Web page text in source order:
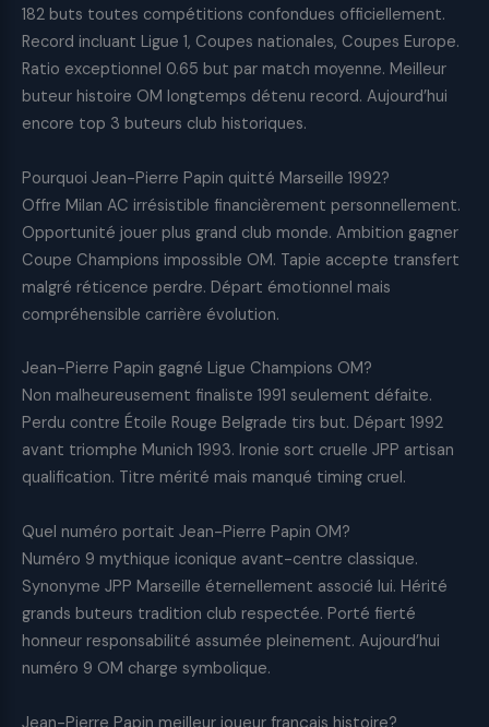
182 buts toutes compétitions confondues officiellement.
Record incluant Ligue 1, Coupes nationales, Coupes Europe.
Ratio exceptionnel 0.65 but par match moyenne. Meilleur
buteur histoire OM longtemps détenu record. Aujourd’hui
encore top 3 buteurs club historiques.
Pourquoi Jean-Pierre Papin quitté Marseille 1992?
Offre Milan AC irrésistible financièrement personnellement.
Opportunité jouer plus grand club monde. Ambition gagner
Coupe Champions impossible OM. Tapie accepte transfert
malgré réticence perdre. Départ émotionnel mais
compréhensible carrière évolution.
Jean-Pierre Papin gagné Ligue Champions OM?
Non malheureusement finaliste 1991 seulement défaite.
Perdu contre Étoile Rouge Belgrade tirs but. Départ 1992
avant triomphe Munich 1993. Ironie sort cruelle JPP artisan
qualification. Titre mérité mais manqué timing cruel.
Quel numéro portait Jean-Pierre Papin OM?
Numéro 9 mythique iconique avant-centre classique.
Synonyme JPP Marseille éternellement associé lui. Hérité
grands buteurs tradition club respectée. Porté fierté
honneur responsabilité assumée pleinement. Aujourd’hui
numéro 9 OM charge symbolique.